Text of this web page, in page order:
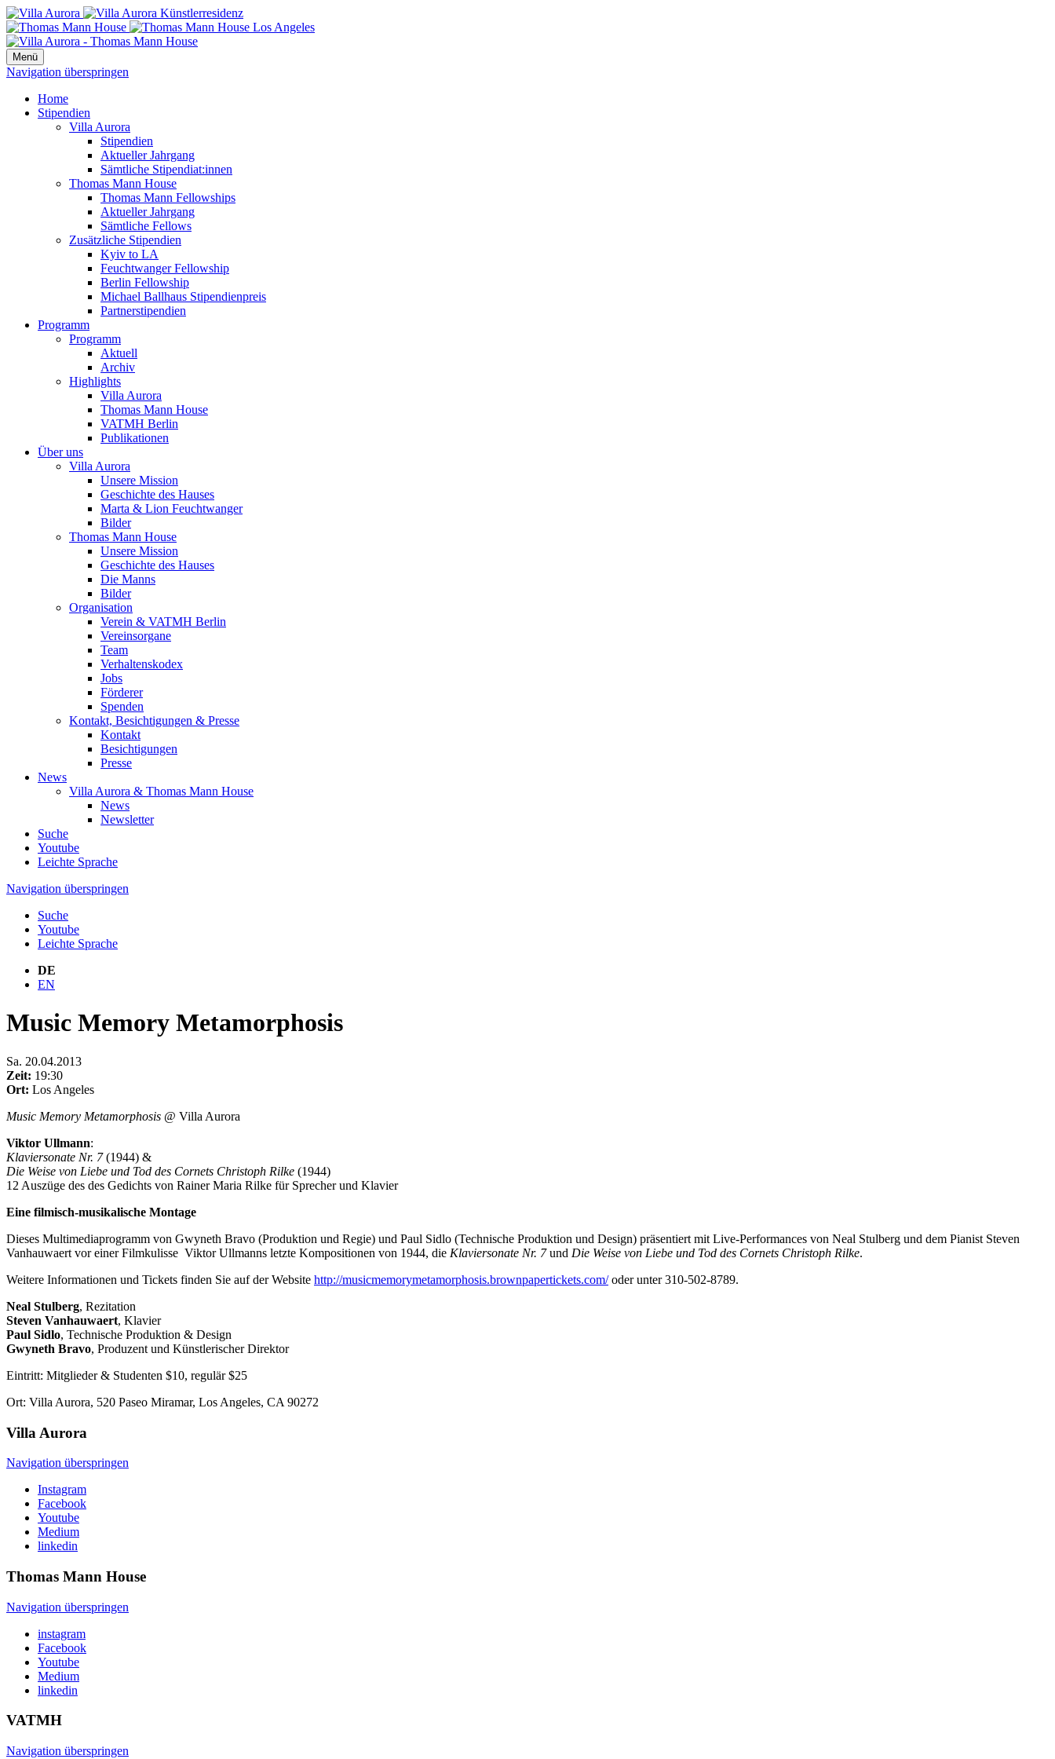
Menü
Navigation überspringen
Home
Stipendien
Villa Aurora
Stipendien
Aktueller Jahrgang
Sämtliche Stipendiat:innen
Thomas Mann House
Thomas Mann Fellowships
Aktueller Jahrgang
Sämtliche Fellows
Zusätzliche Stipendien
Kyiv to LA
Feuchtwanger Fellowship
Berlin Fellowship
Michael Ballhaus Stipendienpreis
Partnerstipendien
Programm
Programm
Aktuell
Archiv
Highlights
Villa Aurora
Thomas Mann House
VATMH Berlin
Publikationen
Über uns
Villa Aurora
Unsere Mission
Geschichte des Hauses
Marta & Lion Feuchtwanger
Bilder
Thomas Mann House
Unsere Mission
Geschichte des Hauses
Die Manns
Bilder
Organisation
Verein & VATMH Berlin
Vereinsorgane
Team
Verhaltenskodex
Jobs
Förderer
Spenden
Kontakt, Besichtigungen & Presse
Kontakt
Besichtigungen
Presse
News
Villa Aurora & Thomas Mann House
News
Newsletter
Suche
Youtube
Leichte Sprache
Navigation überspringen
Suche
Youtube
Leichte Sprache
DE
EN
Music Memory Metamorphosis
Sa. 20.04.2013
Zeit: 19:30
Ort: Los Angeles
Music Memory Metamorphosis @ Villa Aurora
Viktor Ullmann:
Klaviersonate Nr. 7(1944) &
Die Weise von Liebe und Tod des Cornets Christoph Rilke (1944)
12 Auszüge des des Gedichts von Rainer Maria Rilke für Sprecher und Klavier
Eine filmisch-musikalische Montage
Dieses Multimediaprogramm von Gwyneth Bravo (Produktion und Regie) und Paul Sidlo (Technische Produktion und Design) präsentiert mit Live-Performances von Neal Stulberg und dem Pianist Steven
Vanhauwaert vor einer Filmkulisse Viktor Ullmanns letzte Kompositionen von 1944, die Klaviersonate Nr. 7und Die Weise von Liebe und Tod des Cornets Christoph Rilke.
Weitere Informationen und Tickets finden Sie auf der Website http://musicmemorymetamorphosis.brownpapertickets.com/oder unter 310-502-8789.
Neal Stulberg, Rezitation
Steven Vanhauwaert, Klavier
Paul Sidlo, Technische Produktion & Design
Gwyneth Bravo, Produzent und Künstlerischer Direktor
Eintritt: Mitglieder & Studenten $10, regulär $25
Ort: Villa Aurora, 520 Paseo Miramar, Los Angeles, CA 90272
Villa Aurora
Navigation überspringen
Instagram
Facebook
Youtube
Medium
linkedin
Thomas Mann House
Navigation überspringen
instagram
Facebook
Youtube
Medium
linkedin
VATMH
Navigation überspringen